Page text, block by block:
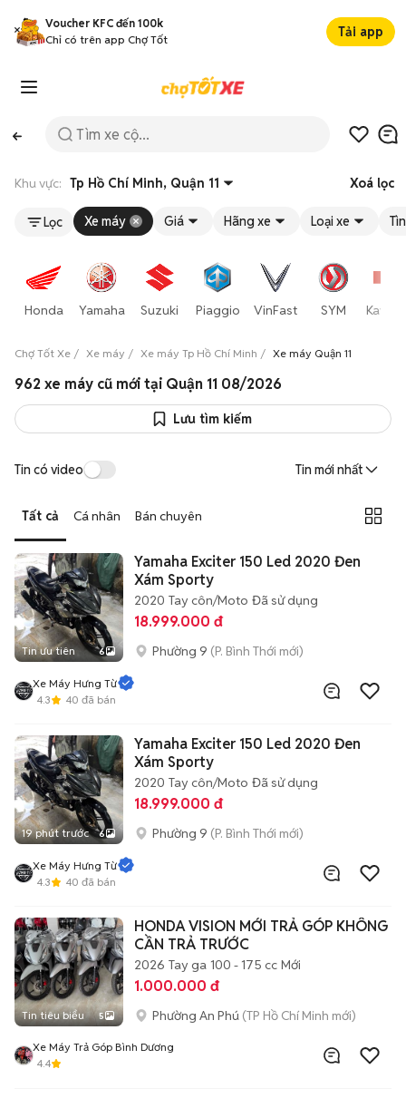
Voucher KFC đến 100k
Chỉ có trên app Chợ Tốt
Tải app
Khu vực: Tp Hồ Chí Minh, Quận 11 Xoá lọc
Lọc Xe máy Giá Hãng xe Loại xe
Honda Yamaha Suzuki Piaggio VinFast SYM
Chợ Tốt Xe Xe máy Xe máy Tp Hồ Chí Minh Xe máy Quận 11
962 xe máy cũ mới tại Quận 11 08/2026
Lưu tìm kiếm
Tin có video Tin mới nhất
Tất cả Cá nhân Bán chuyên
Tin ưu tiên 6
Yamaha Exciter 150 Led 2020 Đen
Xám Sporty
2020 Tay côn/Moto Đã sử dụng
18.999.000 đ
Phường 9 (P. Bình Thới mới)
Xe Máy Hưng Từ
4.3
40 đã bán
19 phút trước 6
Yamaha Exciter 150 Led 2020 Đen
Xám Sporty
2020 Tay côn/Moto Đã sử dụng
18.999.000 đ
Phường 9 (P. Bình Thới mới)
Xe Máy Hưng Từ
4.3
40 đã bán
Tin tiêu biểu 5
HONDA VISION MỚI TRẢ GÓP KHÔNG
CẦN TRẢ TRƯỚC
2026 Tay ga 100 - 175 cc Mới
1.000.000 đ
Phường An Phú (TP Hồ Chí Minh mới)
Xe Máy Trả Góp Bình Dương
4.4